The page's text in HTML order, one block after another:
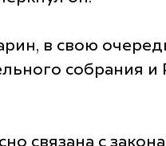
в свою
собрания